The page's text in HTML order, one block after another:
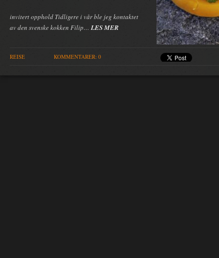
invitert opphold Tidligere i vår ble jeg kontaktet
av den svenske kokken Filip… LES MER
REISE KOMMENTARER: 0